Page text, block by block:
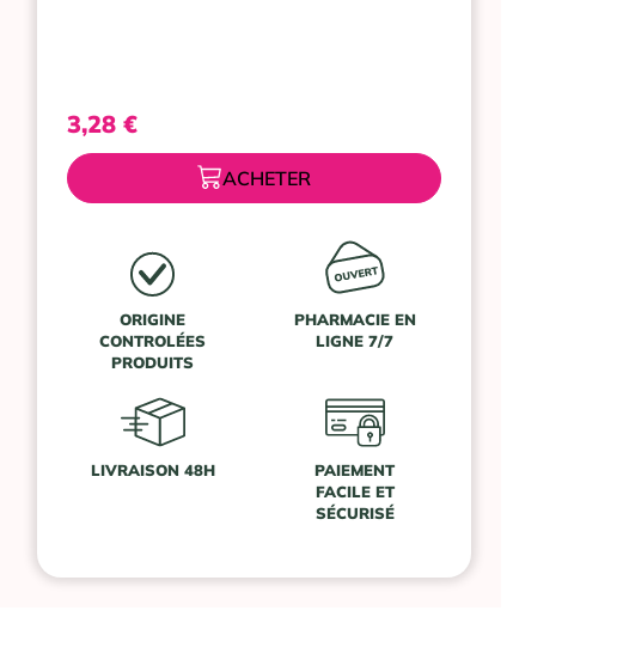
3,28 €
ACHETER
ORIGINE
CONTROLÉES
PRODUITS
PHARMACIE EN
LIGNE 7/7
LIVRAISON 48H
PAIEMENT
FACILE ET
SÉCURISÉ